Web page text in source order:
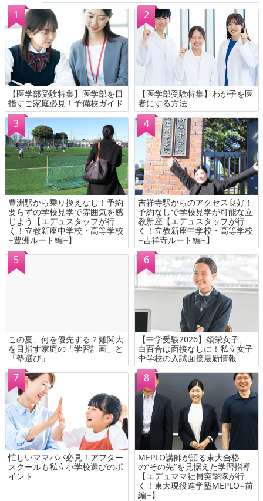
【医学部受験特集】医学部を目
指すご家庭必見！予備校ガイド
【医学部受験特集】わが子を医
者にする方法
豊洲駅から乗り換えなし！予約
要らずの学校見学で雰囲気を感
じよう【エデュスタッフが行
く！立教新座中学校・高等学校
−豊洲ルート編−】
吉祥寺駅からのアクセス良好！
予約なしで学校見学が可能な立
教新座【エデュスタッフが行
く！立教新座中学校・高等学校
−吉祥寺ルート編−】
この夏、何を優先する？難関大
を目指す家庭の「学習計画」と
「塾選び」
【中学受験2026】頌栄女子、
白百合は面接なしに！私立女子
中学校の入試面接最新情報
忙しいママパパ必見！アフター
スクールも私立小学校選びのポ
イント
MEPLO講師が語る東大合格
の“その先”を見据えた学習指導
【エデュママ社員突撃隊が行
く！東大現役進学塾MEPLO−前
編−】